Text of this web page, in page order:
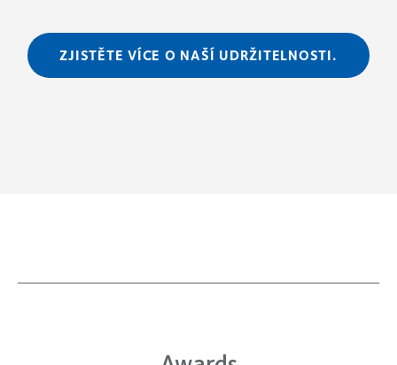
ZJISTĚTE VÍCE O NAŠÍ UDRŽITELNOSTI.